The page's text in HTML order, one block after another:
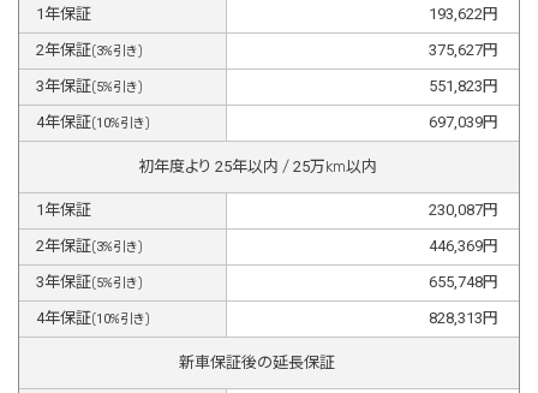
1年保証 193,622円
2年保証(3%引き) 375,627円
3年保証(5%引き) 551,823 円
4年保証(10%引き) 697,039円
初年度より 25年以内 / 25万km以内
1年保証 230,087円
2年保証(3%引き) 446,369円
3年保証(5%引き) 655,748円
4年保証(10%引き) 828,313 円
新車保証後の延長保証